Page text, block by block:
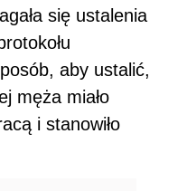
się ustalenia
aby ustalić,
męża miało
i stanowiło